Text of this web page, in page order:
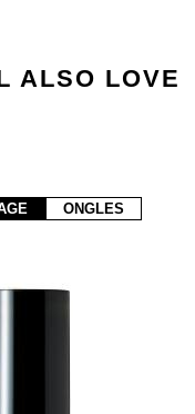
ALSO LOVE
ONGLES